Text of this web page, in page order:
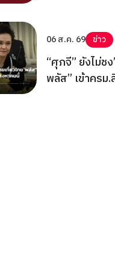
06 ส.ค. 69 ข่าว
“ศุภจี” ยังไม่ช
พลัส” เข้าครม